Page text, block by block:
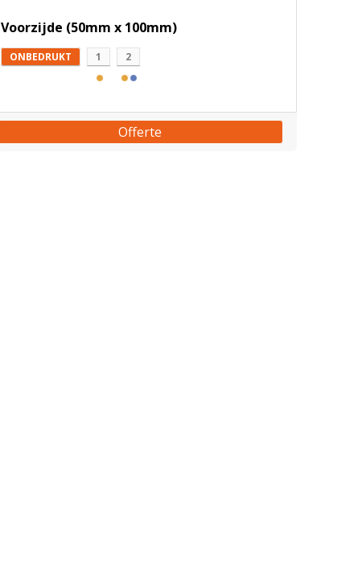
Voorzijde (50mm x 100mm)
ONBEDRUKT 1 2
Offerte